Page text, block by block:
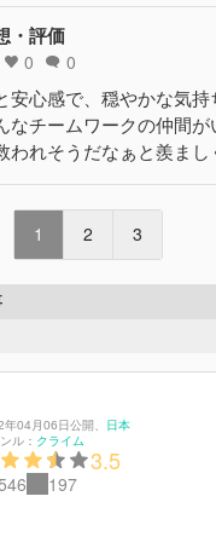
・評価
0 0
安心感で、穏やかな気持
なチームワークの仲間
われそうだなぁと羨まし
1 2 3
年04月06日公開
日本
ル： クライム
3.5
197